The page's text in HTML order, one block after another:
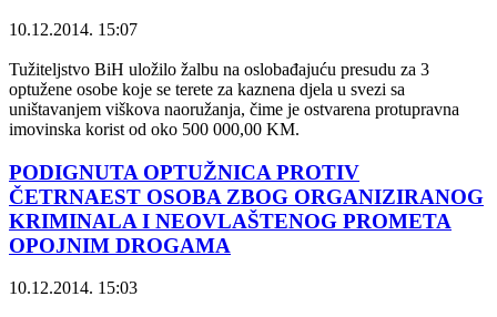
10.12.2014. 15:07
Tužiteljstvo BiH uložilo žalbu na oslobađajuću presudu za 3
optužene osobe koje se terete za kaznena djela u svezi sa
uništavanjem viškova naoružanja, čime je ostvarena protupravna
imovinska korist od oko 500 000,00 KM.
PODIGNUTA OPTUŽNICA PROTIV
ČETRNAEST OSOBA ZBOG ORGANIZIRANOG
KRIMINALA I NEOVLAŠTENOG PROMETA
OPOJNIM DROGAMA
10.12.2014. 15:03